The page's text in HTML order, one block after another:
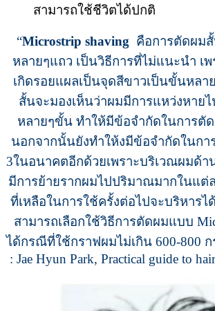
สามารถใช้ชีวิตได้ปกติ
“Microstrip shaving คือการตัดผมสั้
หลายๆแถว เป็นวิธีการที่ไม่แนะนำ เพ
เกิดรอยแผลเป็นจุดสีขาวเป็นขั้นหลา
สั้นจะมองเห็นว่าผมมีการแหว่งหาย
หลายๆขั้น ทำให้มีข้อจำกัดในการตั
นอกจากนั้นยังทำให้งมีข้อจำกัดในกา
3ในอนาคตอีกด้วยเพราะบริเวณผมด้า
มีการย้ายรากผมไปปริมาณมากในแต่
ที่เหลือในการใช้ครั้งต่อไปจะบริหาร
สามารถเลือกใช้วิธีการตัดผมแบบ
ได้กรณีที่ใช้กราฟผมไม่เกิน 600-800 ก
: Jae Hyun Park, Practical guide to